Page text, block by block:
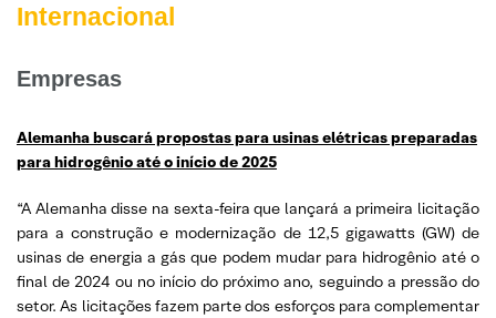
Internacional
Empresas
Alemanha buscará propostas para usinas elétricas preparadas
para hidrogênio até o início de 2025
“A Alemanha disse na sexta-feira que lançará a primeira licitação
para a construção e modernização de 12,5 gigawatts (GW) de
usinas de energia a gás que podem mudar para hidrogênio até o
final de 2024 ou no início do próximo ano, seguindo a pressão do
setor. As licitações fazem parte dos esforços para complementar